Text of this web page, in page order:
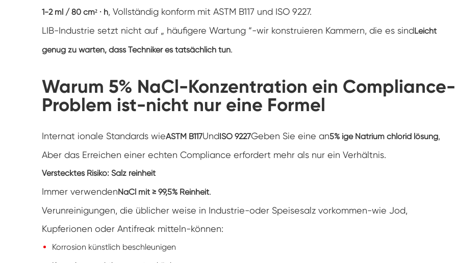
Explosions geschützte Test kammer
PV-Klimakammer
1-2 ml / 80 cm² · h, Vollständig konform mit ASTM B117 und ISO 9227.
LIB-Industrie setzt nicht auf „ häufigere Wartung “-wir konstruieren Kammern, die es sindLeicht
genug zu warten, dass Techniker es tatsächlich tun.
Warum 5% NaCl-Konzentration ein Compliance-
Problem ist-nicht nur eine Formel
Internat ionale Standards wieASTM B117UndISO 9227Geben Sie eine an5% ige Natrium chlorid lösung,
Aber das Erreichen einer echten Compliance erfordert mehr als nur ein Verhältnis.
Verstecktes Risiko: Salz reinheit
Immer verwendenNaCl mit ≥ 99,5% Reinheit.
Verunreinigungen, die üblicher weise in Industrie-oder Speisesalz vorkommen-wie Jod,
Kupferionen oder Antifreak mitteln-können:
Korrosion künstlich beschleunigen